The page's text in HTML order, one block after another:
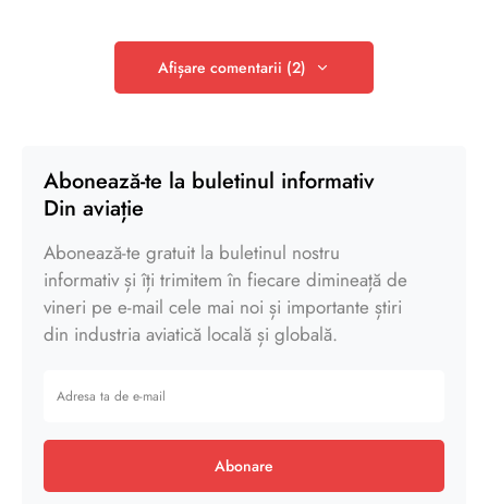
Afișare comentarii (2)
Abonează-te la buletinul informativ
Din aviație
Abonează-te gratuit la buletinul nostru
informativ și îți trimitem în fiecare dimineață de
vineri pe e-mail cele mai noi și importante știri
din industria aviatică locală și globală.
Abonare